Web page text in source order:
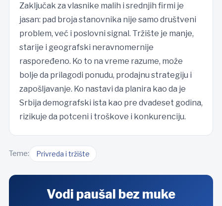
Zaključak za vlasnike malih i srednjih firmi je
jasan: pad broja stanovnika nije samo društveni
problem, već i poslovni signal. Tržište je manje,
starije i geografski neravnomernije
raspoređeno. Ko to na vreme razume, može
bolje da prilagodi ponudu, prodajnu strategiju i
zapošljavanje. Ko nastavi da planira kao da je
Srbija demografski ista kao pre dvadeset godina,
rizikuje da potceni i troškove i konkurenciju.
Teme: Privreda i tržište
Vodi paušal bez muke